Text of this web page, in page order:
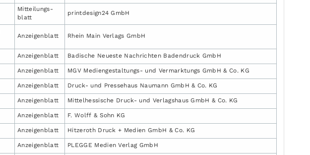
Mitteilungs­
blatt
printdesign24 GmbH
Anzeigen­blatt Rhein Main Verlags GmbH
Anzeigen­blatt Badische Neueste Nachrichten Badendruck GmbH
Anzeigen­blatt MGV Mediengestaltungs- und Vermarktungs GmbH & Co. KG
Anzeigen­blatt Druck- und Pressehaus Naumann GmbH & Co. KG
Anzeigen­blatt Mittelhessische Druck- und Verlagshaus GmbH & Co. KG
Anzeigen­blatt F. Wolff & Sohn KG
Anzeigen­blatt Hitzeroth Druck + Medien GmbH & Co. KG
Anzeigen­blatt PLEGGE Medien Verlag GmbH